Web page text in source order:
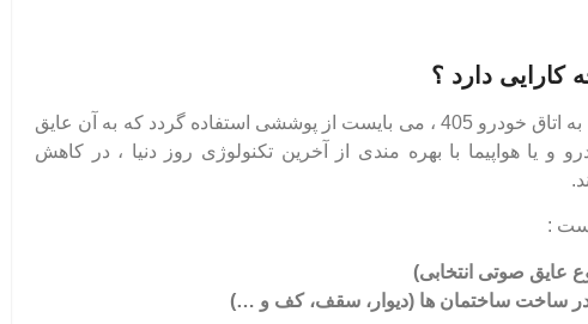
دارد ؟
به منظور کاهش صدا و مقابله با صدای انتقالی به اتاق خودرو 405 ، می بایست از پوششی استفاده گردد که به آن عایق
یا هواپیما با بهره مندی از آخرین تکنولوژی روز دنیا ، در کاهش
عایق صوتی انتخابی)
در ساخت ساختمان ها (دیوار، سقف، کف و …)